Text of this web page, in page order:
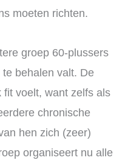
moeten richten.
groep 60-plussers
behalen valt. De
voelt, want zelfs als
chronische
hen zich (zeer)
organiseert nu alle